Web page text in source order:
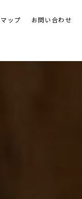
ップ お問い合わせ